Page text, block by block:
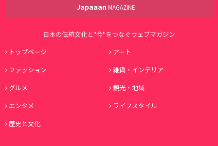
Japaaan MAGAZINE
日本の伝統文化と"今"をつなぐウェブマガジン
トップページ
アート
ファッション
雑貨・インテリア
グルメ
観光・地域
エンタメ
ライフスタイル
歴史と文化